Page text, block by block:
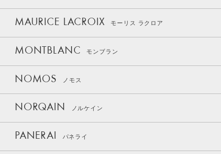
MAURICE LACROIX モーリス ラクロア
MONTBLANC モンブラン
NOMOS ノモス
NORQAIN ノルケイン
PANERAI パネライ